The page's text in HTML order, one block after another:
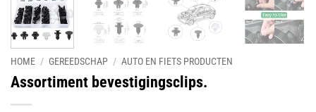
HOME / GEREEDSCHAP / AUTO EN FIETS PRODUCTEN
Assortiment bevestigingsclips.